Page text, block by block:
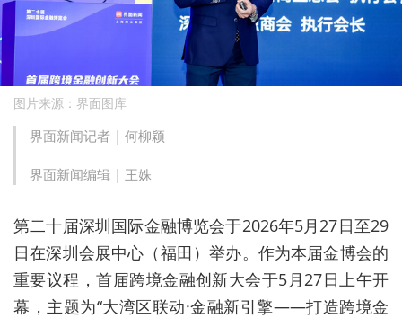
图片来源：界面图库
界面新闻记者 | 何柳颖
界面新闻编辑 | 王姝
第二十届深圳国际金融博览会于2026年5月27日至29
日在深圳会展中心（福田）举办。作为本届金博会的
重要议程，首届跨境金融创新大会于5月27日上午开
幕，主题为“大湾区联动·金融新引擎——打造跨境金